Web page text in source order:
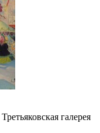
Третьяковская галерея